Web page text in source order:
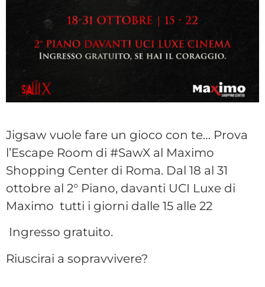
Jigsaw vuole fare un gioco con te… Prova
l’Escape Room di #SawX al Maximo
Shopping Center di Roma. Dal 18 al 31
ottobre al 2° Piano, davanti UCI Luxe di
Maximo tutti i giorni dalle 15 alle 22
Ingresso gratuito.
Riuscirai a sopravvivere?